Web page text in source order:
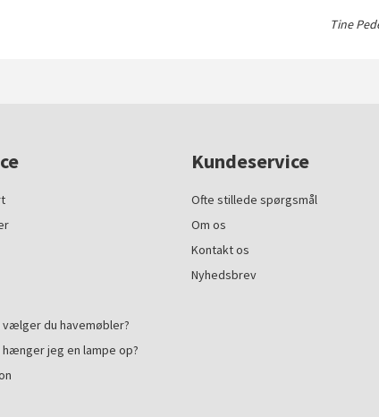
Tine
vælger du havemøbler?
hænger jeg en lampe op?
Kundeservice
Ofte stillede spørgsmål
Om os
Kontakt os
Nyhedsbrev